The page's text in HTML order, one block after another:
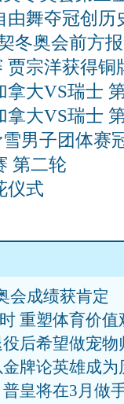
由舞夺冠创历
冬奥会前方
贾宗洋获得铜
大VS瑞士
大VS瑞士
男子团体赛
第二轮
仪式
会成绩获肯定
重塑体育价值
后希望做宠物
牌论英雄成为
皇将在3月做